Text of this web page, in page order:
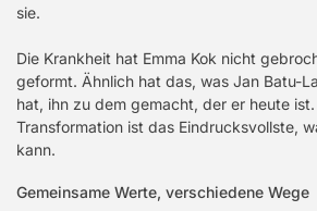
sie.
Die Krankheit hat Emma Kok nicht
geformt. Ähnlich hat das, was Jan Batu-
hat, ihn zu dem gemacht, der er heute
Transformation ist das Eindrucksvollste,
kann.
Gemeinsame Werte, verschiedene Wege